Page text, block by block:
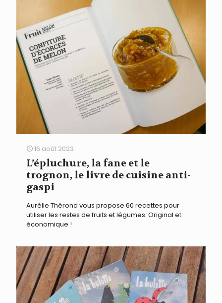
16 août 2023
L’épluchure, la fane et le
trognon, le livre de cuisine anti-
gaspi
Aurélie Thérond vous propose 60 recettes pour
utiliser les restes de fruits et légumes. Original et
économique !